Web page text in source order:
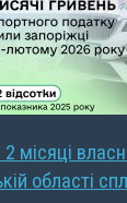
місяці
області